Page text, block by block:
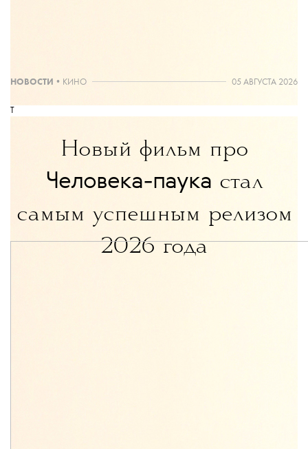
НОВОСТИ • КИНО 05 АВГУСТА 2026
T
Новый фильм про
Человека-паука стал
самым успешным релизом
2026 года